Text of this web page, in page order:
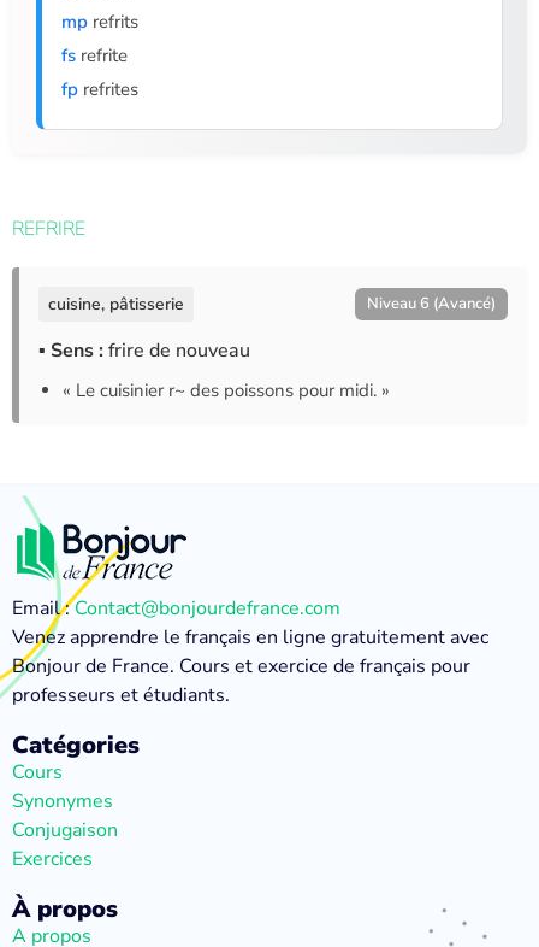
mp refrits
fs refrite
fp refrites
REFRIRE
cuisine, pâtisserie Niveau 6 (Avancé)
▪ Sens : frire de nouveau
« Le cuisinier r~ des poissons pour midi. »
Email :Contact@bonjourdefrance.com
Venez apprendre le français en ligne gratuitement avec
Bonjour de France. Cours et exercice de français pour
professeurs et étudiants.
Catégories
Cours
Synonymes
Conjugaison
Exercices
À propos
A propos